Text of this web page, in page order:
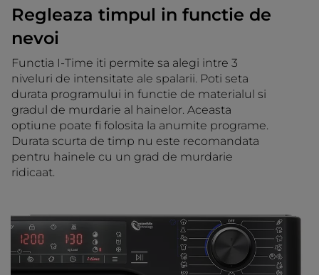
Regleaza timpul in functie de
nevoi
Functia I-Time iti permite sa alegi intre 3
niveluri de intensitate ale spalarii. Poti seta
durata programului in functie de materialul si
gradul de murdarie al hainelor. Aceasta
optiune poate fi folosita la anumite programe.
Durata scurta de timp nu este recomandata
pentru hainele cu un grad de murdarie
ridicaat.